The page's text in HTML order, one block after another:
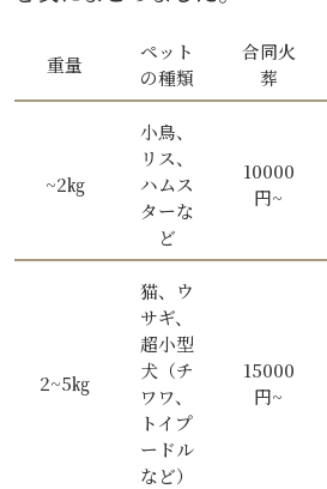
重量
ペット
の種類
合同火
葬
~2㎏
小鳥、
リス、
ハムス
ターな
ど
10000
円~
2~5㎏
猫、ウ
サギ、
超小型
犬（チ
ワワ、
トイプ
ードル
など）
15000
円~